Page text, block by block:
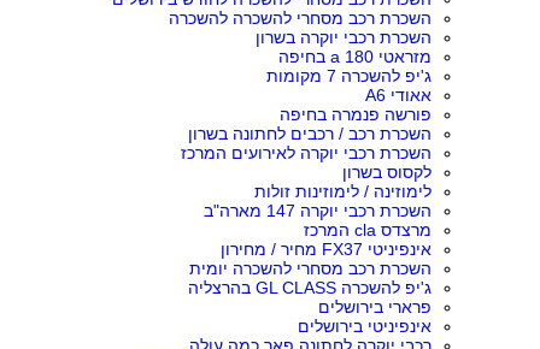
השכרת רכב מסחרי להשכרה להשכרה
השכרת רכבי יוקרה בשרון
מזראטי a 180 בחיפה
ג'יפ להשכרה 7 מקומות
אאודי A6
פורשה פנמרה בחיפה
השכרת רכב / רכבים לחתונה בשרון
השכרת רכבי יוקרה לאירועים המרכז
לקסוס בשרון
לימוזינה / לימוזינות זולות
השכרת רכבי יוקרה 147 מארה"ב
מרצדס cla המרכז
אינפיניטי FX37 מחיר / מחירון
השכרת רכב מסחרי להשכרה יומית
ג'יפ להשכרה GL CLASS בהרצליה
פרארי בירושלים
אינפיניטי בירושלים